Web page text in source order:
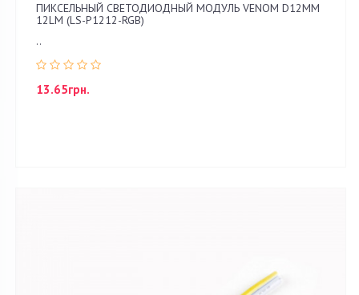
ПИКСЕЛЬНЫЙ СВЕТОДИОДНЫЙ МОДУЛЬ VENOM D12ММ
12LM (LS-P1212-RGB)
..
13.65грн.